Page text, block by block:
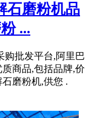
石磨粉机品
...
购批发平台,阿里巴
商品,包括品牌,价
磨粉机,供您 .